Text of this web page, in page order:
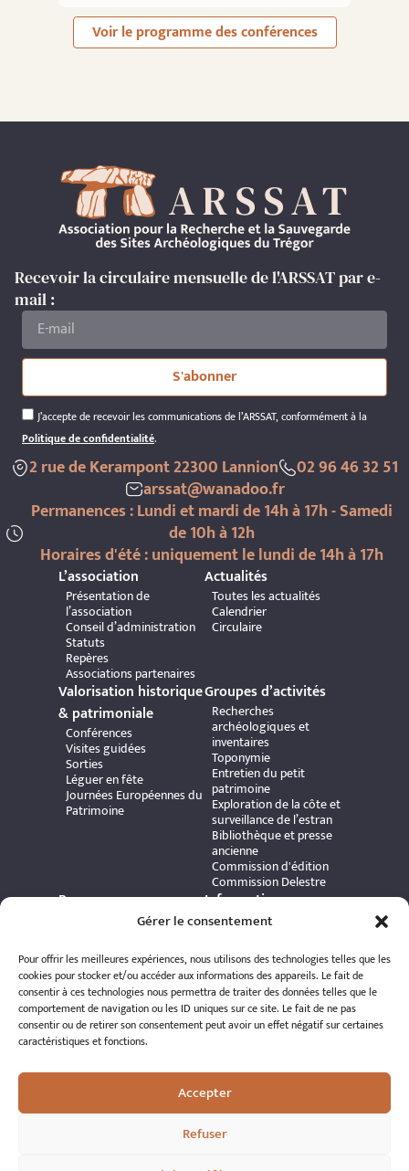
Gérer le consentement
Pour offrir les meilleures expériences, nous utilisons des technologies telles que les
cookies pour stocker et/ou accéder aux informations des appareils. Le fait de
consentir à ces technologies nous permettra de traiter des données telles que le
comportement de navigation ou les ID uniques sur ce site. Le fait de ne pas
consentir ou de retirer son consentement peut avoir un effet négatif sur certaines
caractéristiques et fonctions.
Accepter
Refuser
Voir le programme des conférences
Recevoir la circulaire mensuelle de l'ARSSAT par e-
mail :
J’accepte de recevoir les communications de l’ARSSAT, conformément à la
Politique de confidentialité.
S'abonner
2 rue de Kerampont 22300 Lannion
02 96 46 32 51
arssat@wanadoo.fr
Permanences : Lundi et mardi de 14h à 17h - Samedi
de 10h à 12h
Horaires d'été : uniquement le lundi de 14h à 17h
L’association
Présentation de
l’association
Conseil d’administration
Statuts
Repères
Associations partenaires
Actualités
Toutes les actualités
Calendrier
Circulaire
Valorisation historique
& patrimoniale
Conférences
Visites guidées
Sorties
Léguer en fête
Journées Européennes du
Patrimoine
Groupes d’activités
Recherches
archéologiques et
inventaires
Toponymie
Entretien du petit
patrimoine
Exploration de la côte et
surveillance de l’estran
Bibliothèque et presse
ancienne
Commission d'édition
Commission Delestre
Ressources
Carte interactive
Publications et ouvrages
Archives patrimoniales
Bretania
Informations
pratiques
Adhérer à l’association
Politique de
confidentialité
Politique de cookies
Mentions légales
Espace éditeur